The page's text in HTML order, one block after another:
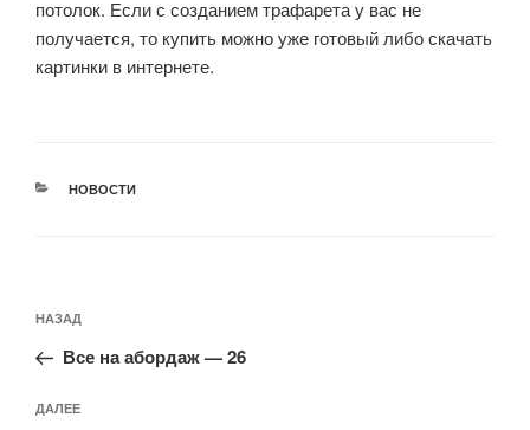
потолок. Если с созданием трафарета у вас не
получается, то купить можно уже готовый либо скачать
картинки в интернете.
РУБРИКИ
НОВОСТИ
по
записям
Предыдущая
запись:
НАЗАД
Все на абордаж — 26
Следующая
ДАЛЕЕ